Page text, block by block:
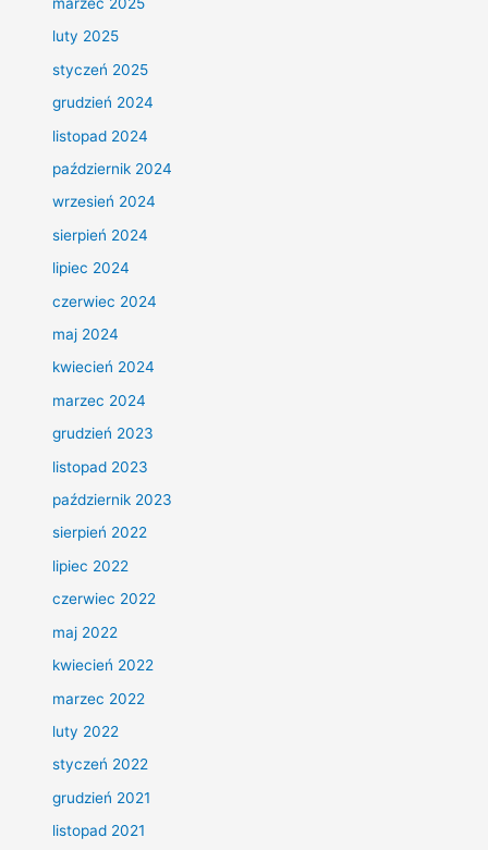
luty 2025
styczeń 2025
grudzień 2024
listopad 2024
październik 2024
wrzesień 2024
sierpień 2024
lipiec 2024
czerwiec 2024
maj 2024
kwiecień 2024
marzec 2024
grudzień 2023
listopad 2023
październik 2023
sierpień 2022
lipiec 2022
czerwiec 2022
maj 2022
kwiecień 2022
marzec 2022
luty 2022
styczeń 2022
grudzień 2021
listopad 2021